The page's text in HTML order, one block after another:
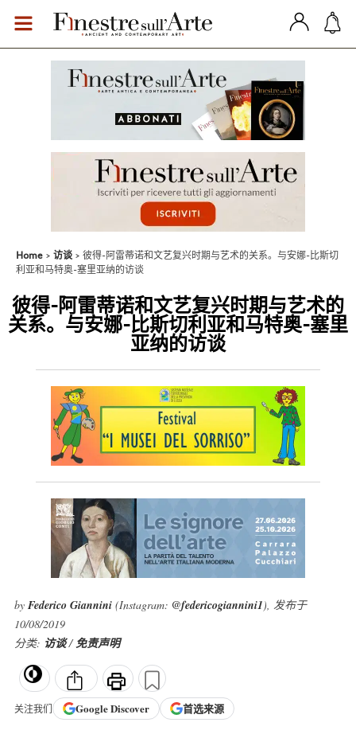
Home 访谈
彼得-阿雷蒂诺和文艺复兴时期与艺术的关系。与安娜-比斯切
利亚和马特奥-塞里亚纳的访谈
彼得-阿雷蒂诺和文艺复兴时期与艺术的
关系。与安娜-比斯切利亚和马特奥-塞里
亚纳的访谈
by Federico Giannini(Instagram: @federicogiannini1), 发布于
10/08/2019
分类: 访谈/免责声明
关注我们 GoogleDiscover 首选来源